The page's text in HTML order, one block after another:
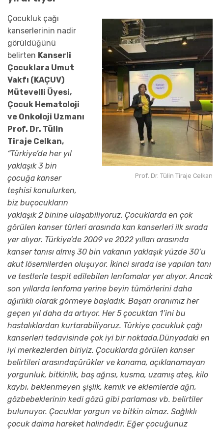
Prof. Dr. Tülin Tiraje Celkan
Çocukluk çağı
kanserlerinin nadir
görüldüğünü
belirten Kanserli
Çocuklara Umut
Vakfı (KAÇUV)
Mütevelli Üyesi,
Çocuk Hematoloji
ve Onkoloji Uzmanı
Prof. Dr. Tülin
Tiraje Celkan,
“Türkiye’de her yıl
yaklaşık 3 bin
çocuğa kanser
teşhisi konulurken,
biz buçocukların
yaklaşık 2 binine ulaşabiliyoruz. Çocuklarda en çok
görülen kanser türleri arasında kan kanserleri ilk sırada
yer alıyor. Türkiye’de 2009 ve 2022 yılları arasında
kanser tanısı almış 30 bin vakanın yaklaşık yüzde 30’u
akut lösemilerden oluşuyor. İkinci sırada ise yapılan tanı
ve testlerle tespit edilebilen lenfomalar yer alıyor. Ancak
son yıllarda lenfoma yerine beyin tümörlerini daha
ağırlıklı olarak görmeye başladık. Başarı oranımız her
geçen yıl daha da artıyor. Her 5 çocuktan 1’ini bu
hastalıklardan kurtarabiliyoruz. Türkiye çocukluk çağı
kanserleri tedavisinde çok iyi bir noktada.Dünyadaki en
iyi merkezlerden biriyiz. Çocuklarda görülen kanser
belirtileri arasındaçürükler ve kanama, açıklanamayan
yorgunluk, bitkinlik, baş ağrısı, kusma, uzamış ateş, kilo
kaybı, beklenmeyen şişlik, kemik ve eklemlerde ağrı,
gözbebeklerinin kedi gözü gibi parlaması vb. belirtiler
bulunuyor. Çocuklar yorgun ve bitkin olmaz. Sağlıklı
çocuk daima hareket halindedir. Eğer çocuğunuz